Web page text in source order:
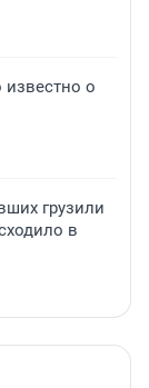
о
грузили
в